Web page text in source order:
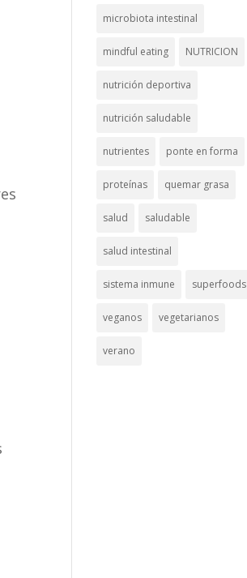
microbiota intestinal
mindful eating NUTRICION
nutrición deportiva
nutrición saludable
nutrientes ponte en forma
proteínas quemar grasa
salud saludable
salud intestinal
sistema inmune superfoods
veganos vegetarianos
verano